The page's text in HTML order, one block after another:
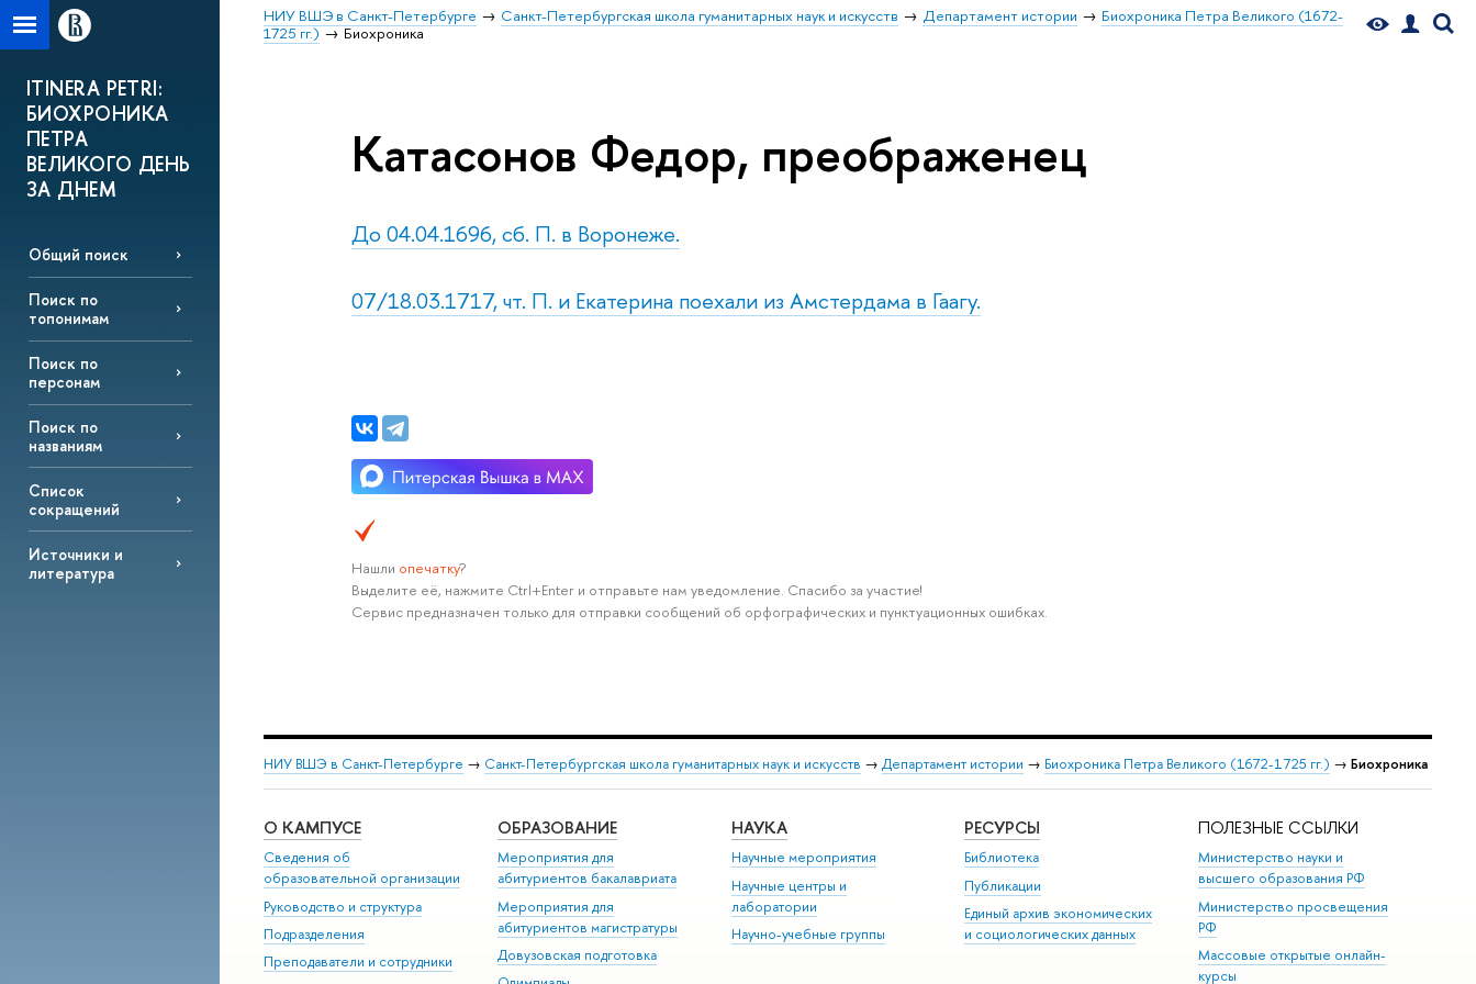
НИУ ВШЭ в Санкт-Петербурге Санкт-Петербургская школа гуманитарных наук и искусств Департамент истории
Биохроника Петра Великого (1672-
1725 гг.)
Биохроника
ITINERA PETRI:
БИОХРОНИКА
ПЕТРА
ВЕЛИКОГО ДЕНЬ
ЗА ДНЕМ
Общий поиск
Поиск по
топонимам
Поиск по
персонам
Поиск по
названиям
Список
сокращений
Источники и
литература
Катасонов Федор, преображенец
До 04.04.1696, сб. П. в Воронеже.
07/18.03.1717, чт. П. и Екатерина поехали из Амстердама в Гаагу.
Нашли опечатку?
Выделите её, нажмите Ctrl+Enter и отправьте нам уведомление. Спасибо за участие!
Сервис предназначен только для отправки сообщений об орфографических и пунктуационных ошибках.
НИУ ВШЭ в Санкт-Петербурге → Санкт-Петербургская школа гуманитарных наук и искусств → Департамент истории → Биохроника Петра Великого (1672-1725 гг.) → Биохроника
О КАМПУСЕ
Сведения об
образовательной организации
Руководство и структура
Подразделения
Преподаватели и сотрудники
ОБРАЗОВАНИЕ
Мероприятия для
абитуриентов бакалавриата
Мероприятия для
абитуриентов магистратуры
Довузовская подготовка
НАУКА
Научные мероприятия
Научные центры и
лаборатории
Научно-учебные группы
РЕСУРСЫ
Библиотека
Публикации
Единый архив экономических
и социологических данных
ПОЛЕЗНЫЕ ССЫЛКИ
Министерство науки и
высшего образования РФ
Министерство просвещения
РФ
Массовые открытые онлайн-
курсы